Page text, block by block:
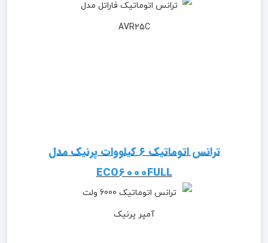
ترانس اتوماتیک ۶ کیلووات پرنیک مدل
ECO6000FULL